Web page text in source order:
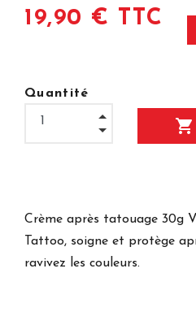
19,90 € TTC
Quantité
shopping_cart
Crème après tatouage 30g
Tattoo, soigne et protège
ravivez les couleurs.